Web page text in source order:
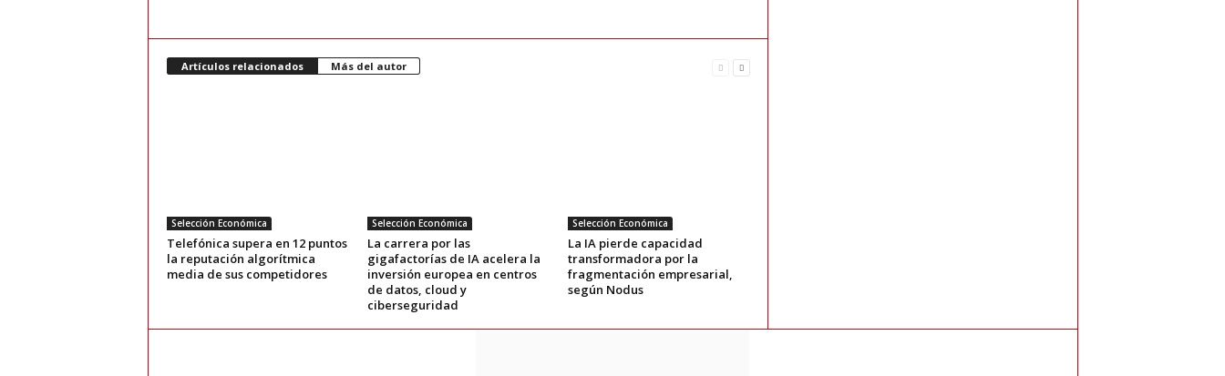
Artículos relacionados Más del autor
Selección Económica
Telefónica supera en 12 puntos
la reputación algorítmica
media de sus competidores
Selección Económica
La carrera por las
gigafactorías de IA acelera la
inversión europea en centros
de datos, cloud y
ciberseguridad
Selección Económica
La IA pierde capacidad
transformadora por la
fragmentación empresarial,
según Nodus